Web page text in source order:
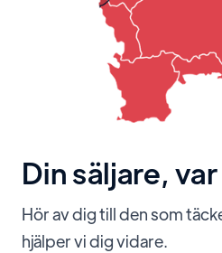
Din säljare,
Hör av dig till den som
hjälper vi dig vidare.